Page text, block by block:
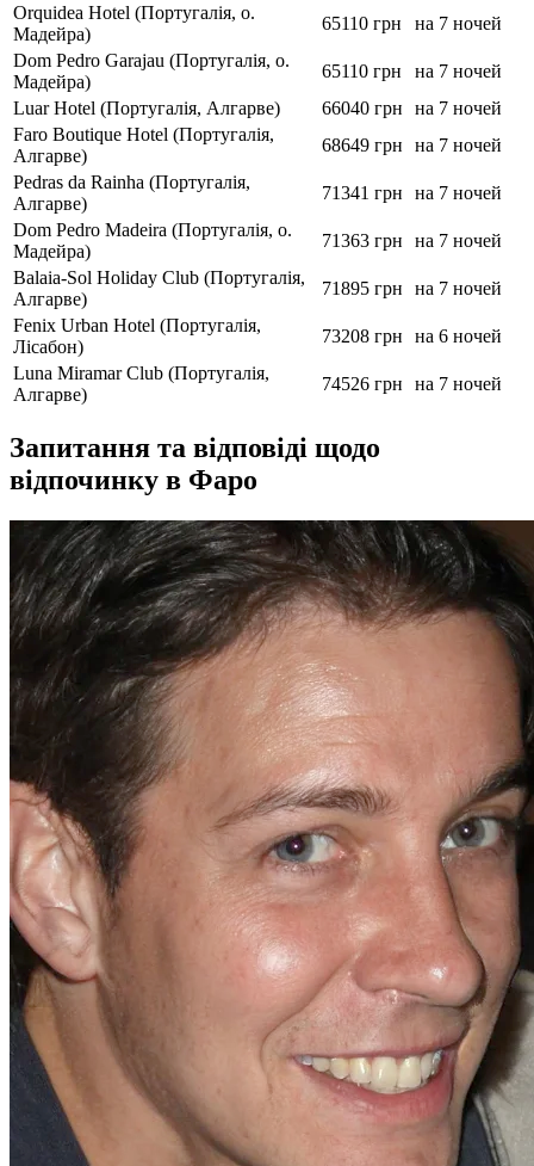
Orquidea Hotel (Португалія, о.
Мадейра)
65110 грн
на 7 ночей
Dom Pedro Garajau (Португалія, о.
Мадейра)
65110 грн
на 7 ночей
Luar Hotel (Португалія, Алгарве)
66040 грн
на 7 ночей
Faro Boutique Hotel (Португалія,
Алгарве)
68649 грн
на 7 ночей
Pedras da Rainha (Португалія,
Алгарве)
71341 грн
на 7 ночей
Dom Pedro Madeira (Португалія, о.
Мадейра)
71363 грн
на 7 ночей
Balaia-Sol Holiday Club (Португалія,
Алгарве)
71895 грн
на 7 ночей
Fenix ​​Urban Hotel (Португалія,
Лісабон)
73208 грн
на 6 ночей
Luna Miramar Club (Португалія,
Алгарве)
74526 грн на 7 ночей
Запитання та відповіді щодо
відпочинку в Фаро